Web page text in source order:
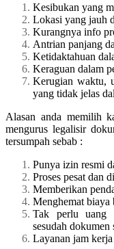
Kesibukan yang
Lokasi yang jauh
Kurangnya info
Antrian panjang
Ketidaktahuan
Keraguan dalam
Kerugian waktu,
yang tidak jelas
Alasan anda memilih
mengurus legalisir
tersumpah sebab :
Punya izin resmi
Proses pesat dan
Memberikan
Menghemat biaya
Tak perlu uang
sesudah dokumen
Layanan jam